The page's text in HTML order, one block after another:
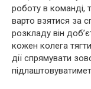
роботу в команді,
варто взятися за
розкладу він
кожен колега
дії спрямувати